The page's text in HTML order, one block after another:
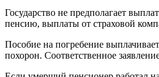
Государство не предполагает
пенсию, выплаты от страховой
Пособие на погребение
похорон. Соответственное